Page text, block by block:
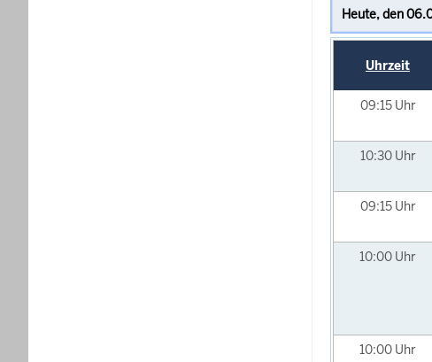
Uhrzeit
09:15 Uhr
10:30 Uhr
09:15 Uhr
10:00 Uhr
10:00 Uhr